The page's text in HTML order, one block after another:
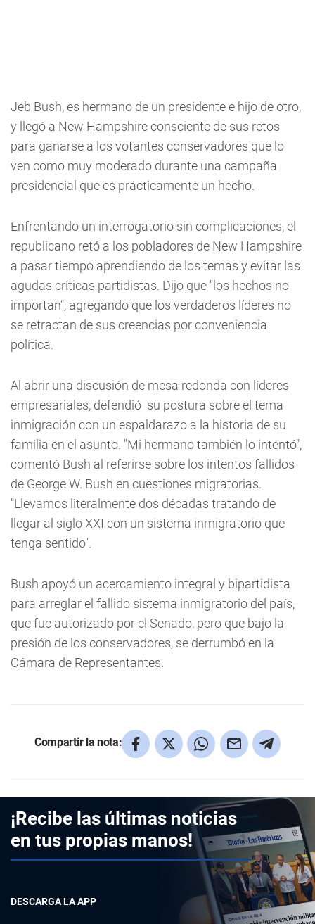
Jeb Bush, es hermano de un presidente e hijo de otro,
y llegó a New Hampshire consciente de sus retos
para ganarse a los votantes conservadores que lo
ven como muy moderado durante una campaña
presidencial que es prácticamente un hecho.
Enfrentando un interrogatorio sin complicaciones, el
republicano retó a los pobladores de New Hampshire
a pasar tiempo aprendiendo de los temas y evitar las
agudas críticas partidistas. Dijo que "los hechos no
importan", agregando que los verdaderos líderes no
se retractan de sus creencias por conveniencia
política.
Al abrir una discusión de mesa redonda con líderes
empresariales, defendió su postura sobre el tema
inmigración con un espaldarazo a la historia de su
familia en el asunto. "Mi hermano también lo intentó",
comentó Bush al referirse sobre los intentos fallidos
de George W. Bush en cuestiones migratorias.
"Llevamos literalmente dos décadas tratando de
llegar al siglo XXI con un sistema inmigratorio que
tenga sentido".
Bush apoyó un acercamiento integral y bipartidista
para arreglar el fallido sistema inmigratorio del país,
que fue autorizado por el Senado, pero que bajo la
presión de los conservadores, se derrumbó en la
Cámara de Representantes.
Compartir la nota:
¡Recibe las últimas noticias
en tus propias manos!
DESCARGA LA APP